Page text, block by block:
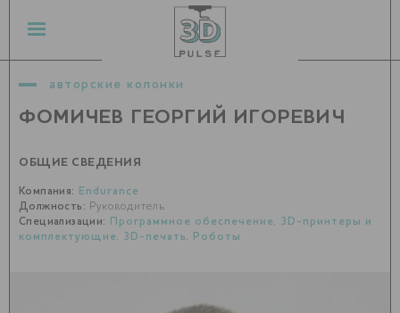
авторские колонки
ФОМИЧЕВ ГЕОРГИЙ ИГОРЕВИЧ
ОБЩИЕ СВЕДЕНИЯ
Компания:
Endurance
Должность: Руководитель
Специализации:
Программное обеспечение, 3D-принтеры и
комплектующие, 3D-печать, Роботы